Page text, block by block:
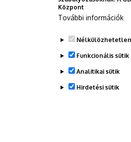
Sajtóközpont - TB
Központ
További információk
Funkcionális sütik
Analitikai sütik
Hirdetési sütik